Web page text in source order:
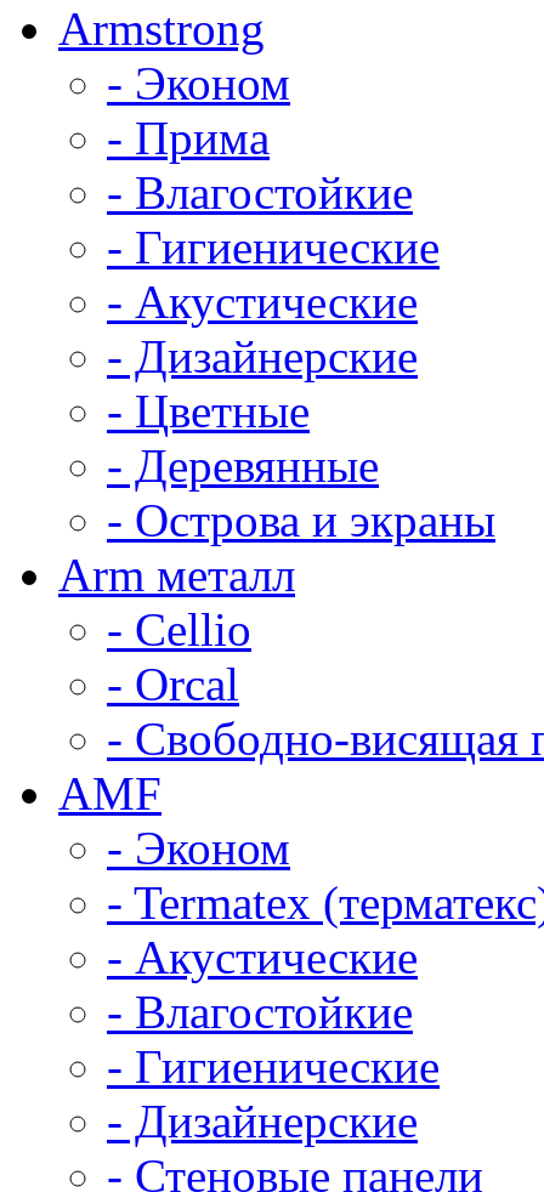
Armstrong
- Эконом
- Прима
- Влагостойкие
- Гигиенические
- Акустические
- Дизайнерские
- Цветные
- Деревянные
- Острова и экраны
Arm металл
- Cellio
- Orcal
- Свободно-висящая
AMF
- Эконом
- Termatex
- Акустические
- Влагостойкие
- Гигиенические
- Дизайнерские
- Стеновые панели